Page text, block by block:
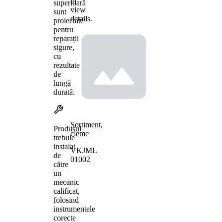
superioară
sunt
proiectate
pentru
reparații
sigure,
cu
rezultate
de
lungă
durată.
Produsul
trebuie
instalat
de
către
un
mecanic
calificat,
folosind
instrumentele
corecte
view
details.
Sortiment,
cleme
VKJML
01002